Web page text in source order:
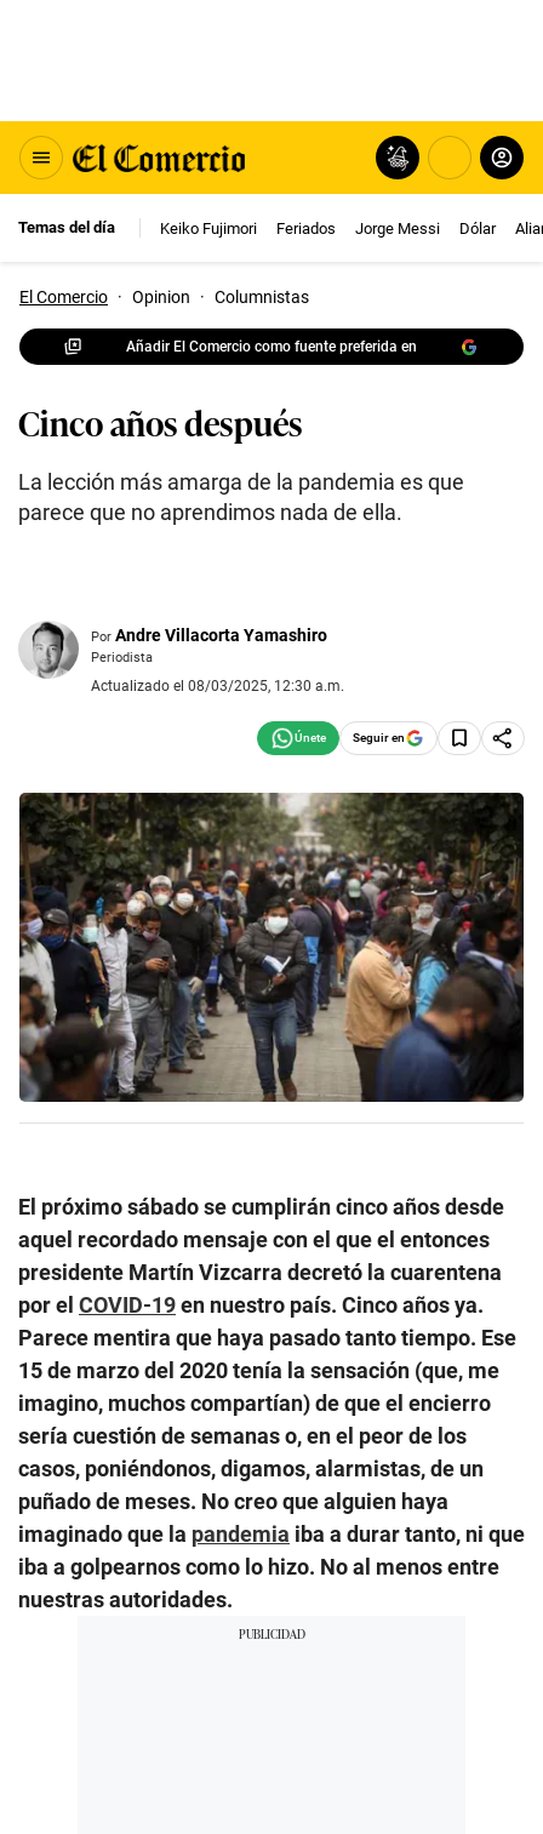
Temas del día Keiko Fujimori Feriados Jorge Messi Dólar
El Comercio · Opinion · Columnistas
Añadir El Comercio como fuente preferida en
Cinco años después
La lección más amarga de la pandemia es que
parece que no aprendimos nada de ella.
Por Andre Villacorta Yamashiro
Periodista
Actualizado el 08/03/2025, 12:30 a.m.
Seguir en
El próximo sábado se cumplirán cinco años desde
aquel recordado mensaje con el que el entonces
presidente Martín Vizcarra decretó la cuarentena
por el COVID-19en nuestro país. Cinco años ya.
Parece mentira que haya pasado tanto tiempo. Ese
15 de marzo del 2020 tenía la sensación (que, me
imagino, muchos compartían) de que el encierro
sería cuestión de semanas o, en el peor de los
casos, poniéndonos, digamos, alarmistas, de un
puñado de meses. No creo que alguien haya
imaginado que la pandemia iba a durar tanto, ni que
iba a golpearnos como lo hizo. No al menos entre
nuestras autoridades.